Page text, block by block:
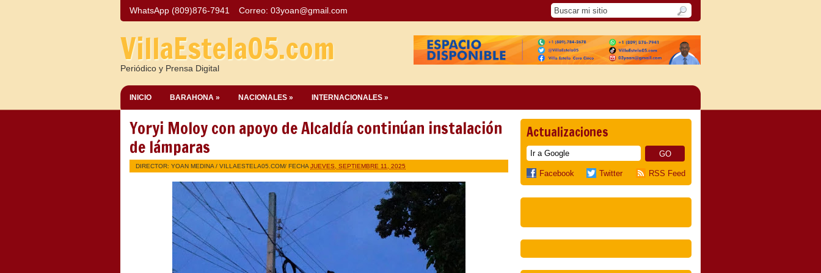
WhatsApp (809)876-7941 Correo: 03yoan@gmail.com
VillaEstela05.com
Periódico y Prensa Digital
INICIO BARAHONA » NACIONALES » INTERNACIONALES »
Yoryi Moloy con apoyo de Alcaldía continúan instalación
de lámparas
DIRECTOR: YOAN MEDINA / VILLAESTELA05.COM/ FECHA JUEVES, SEPTIEMBRE 11, 2025
Actualizaciones
Facebook Twitter RSS Feed